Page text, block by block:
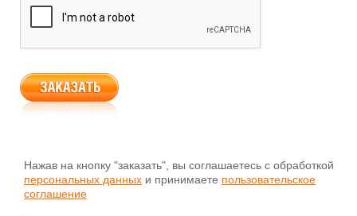
Нажав на кнопку "заказать", вы соглашаетесь с обработкой
персональных данных и принимаете пользовательское
соглашение